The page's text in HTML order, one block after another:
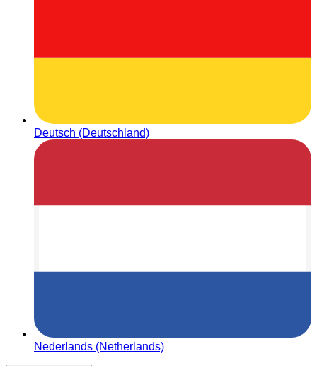
Deutsch (Deutschland)
Nederlands (Netherlands)